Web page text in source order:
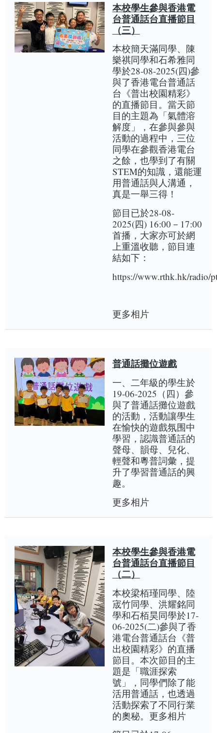
本校學生參與香港電
台普通話台直播節目
（三）
本校簡天滿同學、陳
樂祺同學和石希雅同
學於28-08-2025(四)參
與了香港電台普通話
台《普出校園精彩》
的直播節目。當天節
目的主題為「氣體溶
解度」，在參與參與
活動的過程中，三位
同學在參觀香港電台
之餘，也學到了有關
STEM的知識，還能運
用普通話與人溝通，
真是一舉三得！
節目已於28-08-
2025(四) 16:00－17:00
首播，大家亦可於網
上重溫收聽，節目連
結如下：
https://www.rthk.hk/radio/
更多相片
普通話攤位遊戲
一、二年級的學生於
19-06-2025（四）參
與了普通話攤位遊戲
的活動，活動讓學生
在愉快的遊戲氛围中
學習，認識普通話的
聲母、韻母、兒化、
輕聲和粵普詞彙，提
升了學習普通話的興
趣。
更多相片
本校學生參與香港電
台普通話台直播節目
（二）
本校梁栢瑾同學、陸
宬竹同學、洪耀銘同
學和石栢昊同學於17-
06-2025(二)參與了香
港電台普通話台《普
出校園精彩》的直播
節目。本次節目的主
題是「職涯探索
號」，同學們除了能
活用普通話，也透過
活動探索了不同行業
的奧秘。 更多相片